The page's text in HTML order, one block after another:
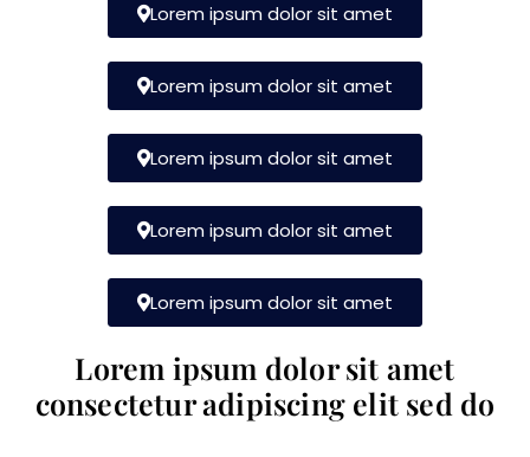
Lorem ipsum dolor sit amet
Lorem ipsum dolor sit amet
Lorem ipsum dolor sit amet
Lorem ipsum dolor sit amet
Lorem ipsum dolor sit amet
Lorem ipsum dolor sit amet
consectetur adipiscing elit sed do